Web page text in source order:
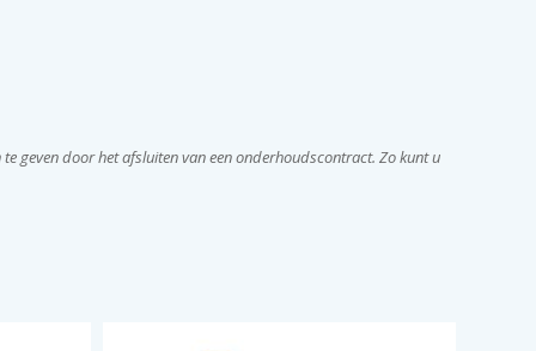
geven door het afsluiten van een onderhoudscontract. Zo kunt u